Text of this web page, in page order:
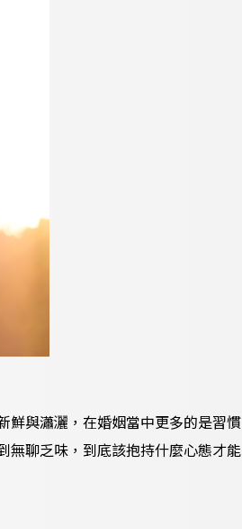
鮮與瀟灑，在婚姻當中更多的是習慣
無聊乏味，到底該抱持什麼心態才能